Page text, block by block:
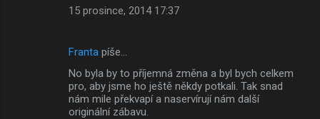
15 prosince, 2014 17:37
Franta píše…
No byla by to příjemná změna a byl bych celkem
pro, aby jsme ho ještě někdy potkali. Tak snad
nám mile překvapí a naservírují nám další
originální zábavu.